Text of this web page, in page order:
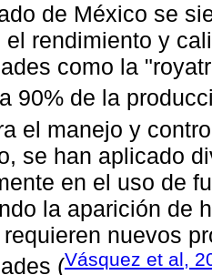
de México se
el rendimiento y
como la
90% de la
el manejo y
se han aplicado
en el uso de
la aparición de
nuevos
(Vásquez et al,